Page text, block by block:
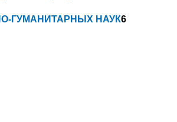
ГУМАНИТАРНЫХ НАУК6